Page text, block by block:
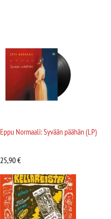
Eppu Normaali: Syvään päähän (LP)
25,90€